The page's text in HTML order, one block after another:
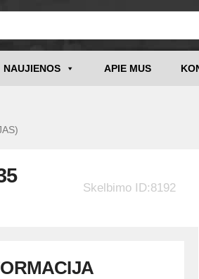
NAUJIENOS APIE MUS
Skelbimo ID:8192